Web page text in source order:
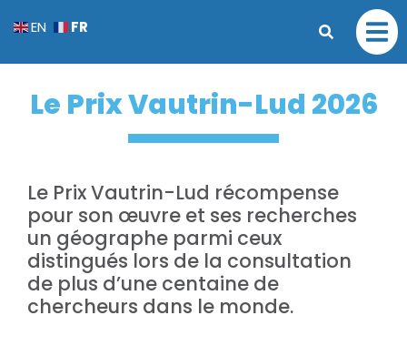
Le Prix Vautrin-Lud 2026
Le Prix Vautrin-Lud récompense
pour son œuvre et ses recherches
un géographe parmi ceux
distingués lors de la consultation
de plus d’une centaine de
chercheurs dans le monde.
EN FR